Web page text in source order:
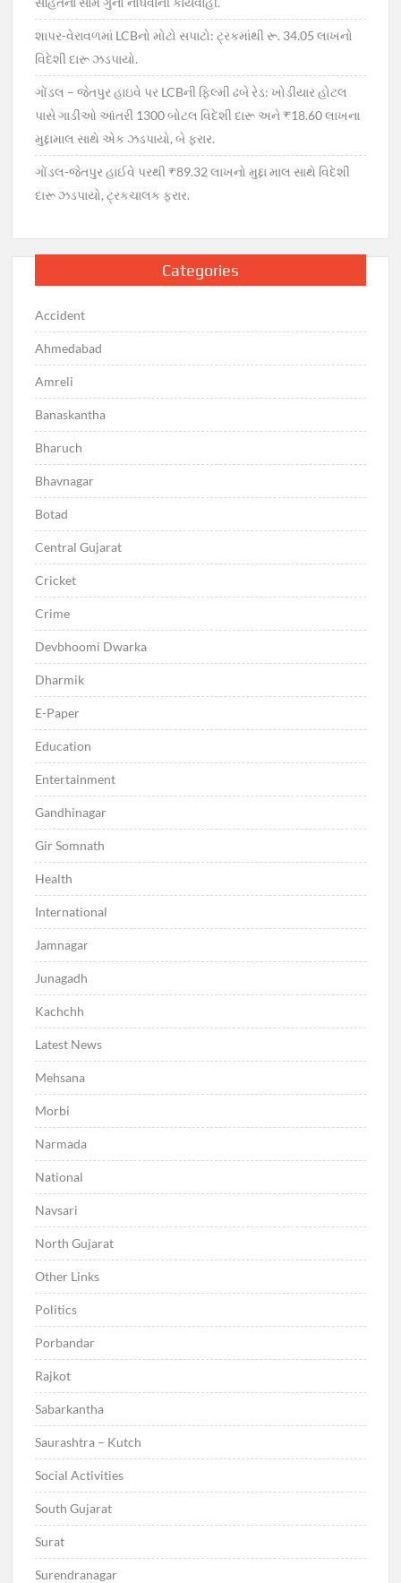
શાપર-વેરાવળમાં LCBનો મોટો સપાટો: ટ્રકમાંથી રૂ. 34.05 લાખનો
વિદેશી દારૂ ઝડપાયો.
ગોંડલ – જેતપુર હાઇવે પર LCBની ફિલ્મી ઢબે રેડ: ખોડીયાર હોટલ
પાસે ગાડીઓ આંતરી 1300 બોટલ વિદેશી દારૂ અને ₹18.60 લાખના
મુદ્દામાલ સાથે એક ઝડપાયો, બે ફરાર.
ગોંડલ-જેતપુર હાઈવે પરથી ₹89.32 લાખનો મુદ્દા માલ સાથે વિદેશી
દારૂ ઝડપાયો, ટ્રકચાલક ફરાર.
Categories
Accident
Ahmedabad
Amreli
Banaskantha
Bharuch
Bhavnagar
Botad
Central Gujarat
Cricket
Crime
Devbhoomi Dwarka
Dharmik
E-Paper
Education
Entertainment
Gandhinagar
Gir Somnath
Health
International
Jamnagar
Junagadh
Kachchh
Latest News
Mehsana
Morbi
Narmada
National
Navsari
North Gujarat
Other Links
Politics
Porbandar
Rajkot
Sabarkantha
Saurashtra – Kutch
Social Activities
South Gujarat
Surat
Surendranagar